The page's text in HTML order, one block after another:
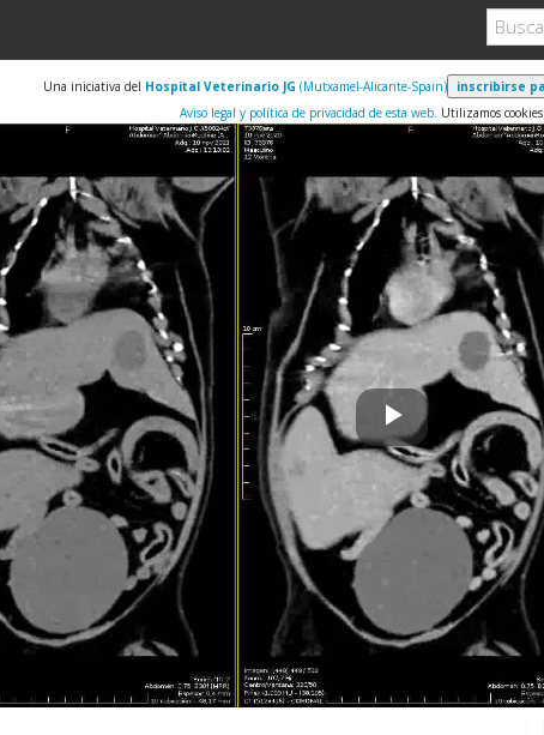
Una iniciativa del Hospital Veterinario JG (Mutxamel-Alicante-Spain)
Aviso legal y política de privacidad de esta web. Utilizamos cookies
Play
Video